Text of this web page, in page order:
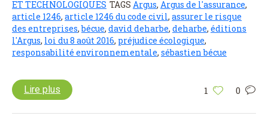
ET TECHNOLOGIQUES TAGS Argus, Argus de l'assurance,
article 1246, article 1246 du code civil, assurer le risque
des entreprises,bécue, david deharbe, deharbe, éditions
l'Argus, loi du 8 août 2016, préjudice écologique,
responsabilité environnementale, sébastien bécue
1 0
Lire plus